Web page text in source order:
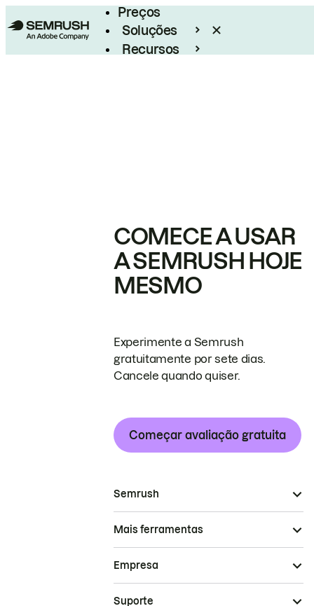
Preços
Soluções
Recursos
COMECE A USAR
A SEMRUSH HOJE
MESMO
Experimente a Semrush
gratuitamente por sete dias.
Cancele quando quiser.
Começar avaliação gratuita
Semrush
Mais ferramentas
Empresa
Suporte